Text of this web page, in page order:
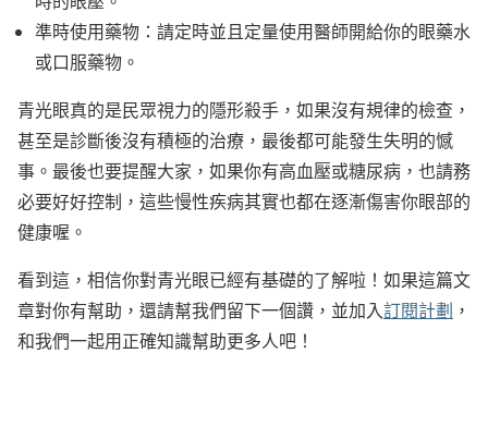
準時使用藥物：請定時並且定量使用醫師開給你的眼藥水
或口服藥物。
青光眼真的是民眾視力的隱形殺手，如果沒有規律的檢查，
甚至是診斷後沒有積極的治療，最後都可能發生失明的憾
事。最後也要提醒大家，如果你有高血壓或糖尿病，也請務
必要好好控制，這些慢性疾病其實也都在逐漸傷害你眼部的
健康喔。
看到這，相信你對青光眼已經有基礎的了解啦！如果這篇文
章對你有幫助，還請幫我們留下一個讚，並加入訂閱計劃 ，
和我們一起用正確知識幫助更多人吧！